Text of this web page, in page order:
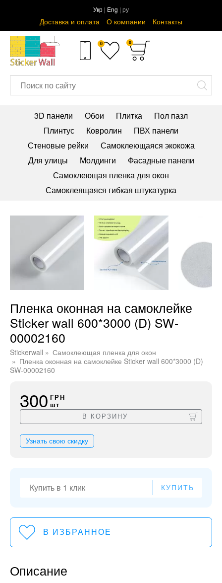
Укр | Eng | ру
Доставка и оплата О компании Контакты
0 0
3D панели Обои Плитка
Пол пазл
Плинтус
Ковролин
ПВХ панели
Стеновые рейки
Самоклеющаяся экокожа
Для улицы
Молдинги
Фасадные панели
Самоклеющая пленка для окон
Самоклеящаяся гибкая штукатурка
Пленка оконная на самоклейке
Sticker wall 600*3000 (D) SW-
00002160
Stickerwall
Самоклеющая пленка для окон
Пленка оконная на самоклейке Sticker wall 600*3000 (D)
SW-00002160
300 ГРН
шт
В КОРЗИНУ
Узнать свою скидку
КУПИТЬ
В ИЗБРАННОЕ
Описание